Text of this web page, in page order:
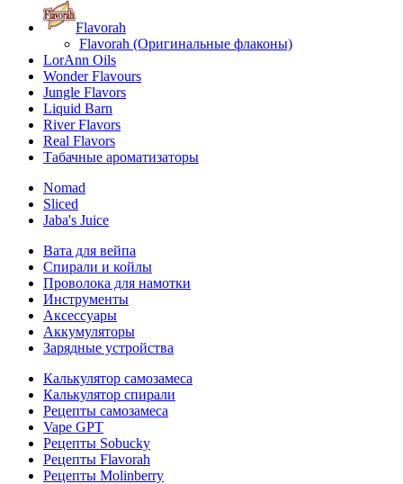
Flavorah
Flavorah (Оригинальные флаконы)
LorAnn Oils
Wonder Flavours
Jungle Flavors
Liquid Barn
River Flavors
Real Flavors
Табачные ароматизаторы
Nomad
Sliced
Jaba's Juice
Вата для вейпа
Спирали и койлы
Проволока для намотки
Инструменты
Аксесcуары
Аккумуляторы
Зарядные устройства
Калькулятор самозамеса
Калькулятор спирали
Рецепты самозамеса
Vape GPT
Рецепты Sobucky
Рецепты Flavorah
Рецепты Molinberry